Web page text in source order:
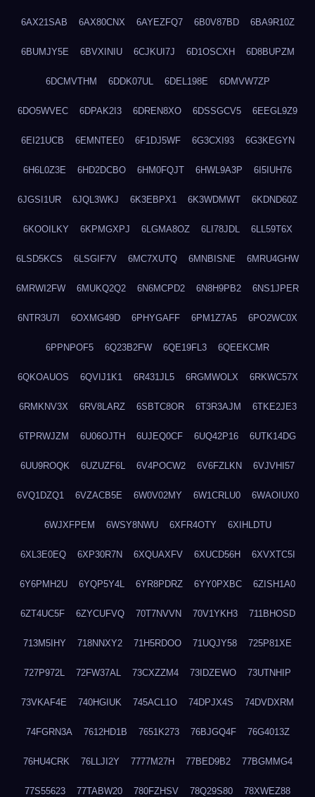
6AX21SAB 6AX80CNX 6AYEZFQ7 6B0V87BD 6BA9R10Z
6BUMJY5E 6BVXINIU 6CJKUI7J 6D1OSCXH 6D8BUPZM
6DCMVTHM 6DDK07UL 6DEL198E 6DMVW7ZP
6DO5WVEC 6DPAK2I3 6DREN8XO 6DSSGCV5 6EEGL9Z9
6EI21UCB 6EMNTEE0 6F1DJ5WF 6G3CXI93 6G3KEGYN
6H6L0Z3E 6HD2DCBO 6HM0FQJT 6HWL9A3P 6I5IUH76
6JGSI1UR 6JQL3WKJ 6K3EBPX1 6K3WDMWT 6KDND60Z
6KOOILKY 6KPMGXPJ 6LGMA8OZ 6LI78JDL 6LL59T6X
6LSD5KCS 6LSGIF7V 6MC7XUTQ 6MNBISNE 6MRU4GHW
6MRWI2FW 6MUKQ2Q2 6N6MCPD2 6N8H9PB2 6NS1JPER
6NTR3U7I 6OXMG49D 6PHYGAFF 6PM1Z7A5 6PO2WC0X
6PPNPOF5 6Q23B2FW 6QE19FL3 6QEEKCMR
6QKOAUOS 6QVIJ1K1 6R431JL5 6RGMWOLX 6RKWC57X
6RMKNV3X 6RV8LARZ 6SBTC8OR 6T3R3AJM 6TKE2JE3
6TPRWJZM 6U06OJTH 6UJEQ0CF 6UQ42P16 6UTK14DG
6UU9ROQK 6UZUZF6L 6V4POCW2 6V6FZLKN 6VJVHI57
6VQ1DZQ1 6VZACB5E 6W0V02MY 6W1CRLU0 6WAOIUX0
6WJXFPEM 6WSY8NWU 6XFR4OTY 6XIHLDTU
6XL3E0EQ 6XP30R7N 6XQUAXFV 6XUCD56H 6XVXTC5I
6Y6PMH2U 6YQP5Y4L 6YR8PDRZ 6YY0PXBC 6ZISH1A0
6ZT4UC5F 6ZYCUFVQ 70T7NVVN 70V1YKH3 711BHOSD
713M5IHY 718NNXY2 71H5RDOO 71UQJY58 725P81XE
727P972L 72FW37AL 73CXZZM4 73IDZEWO 73UTNHIP
73VKAF4E 740HGIUK 745ACL1O 74DPJX4S 74DVDXRM
74FGRN3A 7612HD1B 7651K273 76BJGQ4F 76G4013Z
76HU4CRK 76LLJI2Y 7777M27H 77BED9B2 77BGMMG4
77S55623 77TABW20 780FZHSV 78Q29S80 78XWEZ88